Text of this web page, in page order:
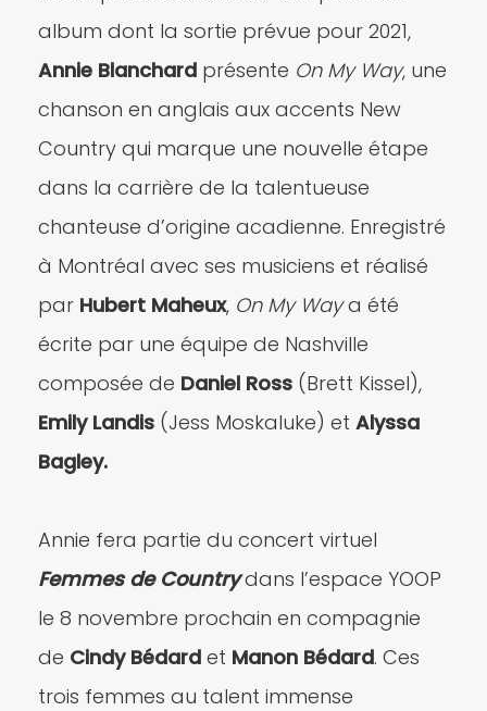
album dont la sortie prévue pour 2021,
Annie Blanchard présente On My Way, une
chanson en anglais aux accents New
Country qui marque une nouvelle étape
dans la carrière de la talentueuse
chanteuse d’origine acadienne. Enregistré
à Montréal avec ses musiciens et réalisé
par Hubert Maheux, On My Waya été
écrite par une équipe de Nashville
composée de Daniel Ross (Brett Kissel),
Emily Landis (Jess Moskaluke) et Alyssa
Bagley.
Annie fera partie du concert virtuel
Femmes de Countrydans l’espace YOOP
le 8 novembre prochain en compagnie
de Cindy Bédard et Manon Bédard. Ces
trois femmes au talent immense